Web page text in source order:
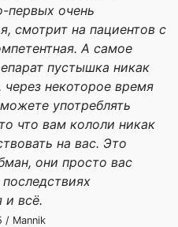
первых очень
смотрит на пациентов с
А самое
пустышка никак
через некоторое время
употреблять
что вам кололи никак
на вас. Это
они просто вас
и всё.
/ Mannik